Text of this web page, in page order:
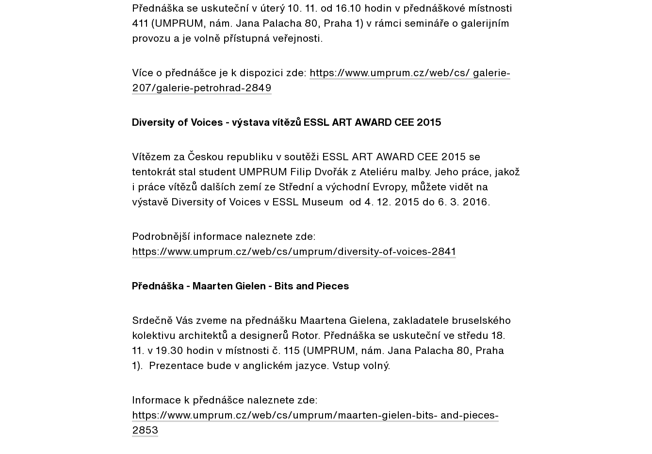
Přednáška se uskuteční v úterý 10. 11. od 16.10 hodin v přednáškové místnosti
411 (UMPRUM, nám. Jana Palacha 80, Praha 1) v rámci semináře o galerijním
provozu a je volně přístupná veřejnosti.
Více o přednášce je k dispozici zde: https://www.umprum.cz/web/cs/ galerie-
207/galerie-petrohrad-2849
Diversity of Voices - výstava vítězů ESSL ART AWARD CEE 2015
Vítězem za Českou republiku v soutěži ESSL ART AWARD CEE 2015 se
tentokrát stal student UMPRUM Filip Dvořák z Ateliéru malby. Jeho práce, jakož
i práce vítězů dalších zemí ze Střední a východní Evropy, můžete vidět na
výstavě Diversity of Voices v ESSL Museum od 4. 12. 2015 do 6. 3. 2016.
Podrobnější informace naleznete zde:
https://www.umprum.cz/web/cs/umprum/diversity-of-voices-2841
Přednáška - Maarten Gielen - Bits and Pieces
Srdečně Vás zveme na přednášku Maartena Gielena, zakladatele bruselského
kolektivu architektů a designerů Rotor. Přednáška se uskuteční ve středu 18.
11. v 19.30 hodin v místnosti č. 115 (UMPRUM, nám. Jana Palacha 80, Praha
1). Prezentace bude v anglickém jazyce. Vstup volný.
Informace k přednášce naleznete zde:
https://www.umprum.cz/web/cs/umprum/maarten-gielen-bits- and-pieces-
2853